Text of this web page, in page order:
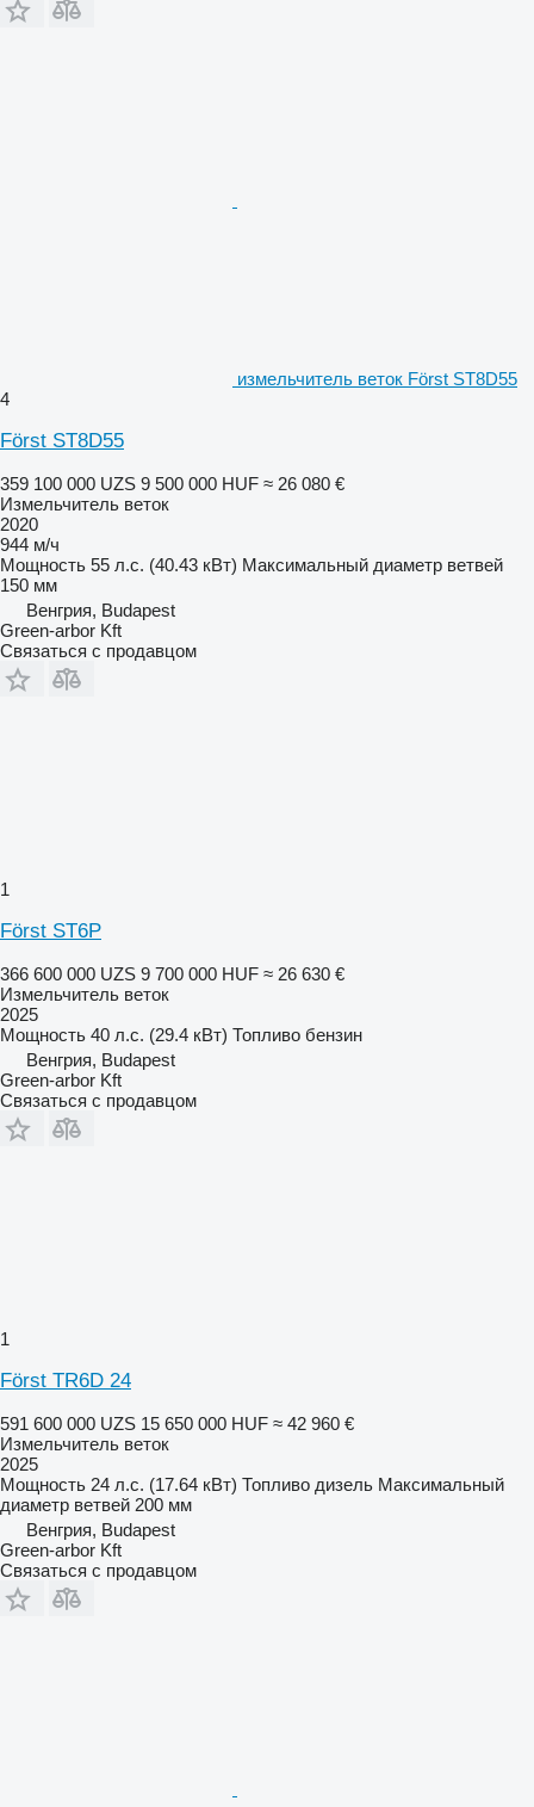
измельчитель веток Först ST8D55
4
Först ST8D55
359 100 000 UZS 9 500 000 HUF ≈ 26 080 €
Измельчитель веток
2020
944 м/ч
Мощность 55 л.с. (40.43 кВт) Максимальный диаметр ветвей
150 мм
Венгрия, Budapest
Green-arbor Kft
Связаться с продавцом
1
Först ST6P
366 600 000 UZS 9 700 000 HUF ≈ 26 630 €
Измельчитель веток
2025
Мощность 40 л.с. (29.4 кВт) Топливо бензин
Венгрия, Budapest
Green-arbor Kft
Связаться с продавцом
1
Först TR6D 24
591 600 000 UZS 15 650 000 HUF ≈ 42 960 €
Измельчитель веток
2025
Мощность 24 л.с. (17.64 кВт) Топливо дизель Максимальный
диаметр ветвей 200 мм
Венгрия, Budapest
Green-arbor Kft
Связаться с продавцом